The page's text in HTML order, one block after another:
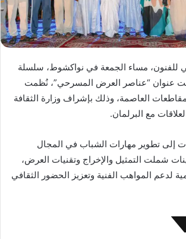
للفنون، مساء الجمعة في نواكشوط، سلسلة
عنوان “عناصر العرض المسرحي”، نُظمت
مقاطعات العاصمة، وذلك بإشراف وزارة الثقافة
مع البرلمان.
إلى تطوير مهارات الشباب في المجال
شملت التمثيل والإخراج وتقنيات العرض،
لدعم المواهب الفنية وتعزيز الحضور الثقافي